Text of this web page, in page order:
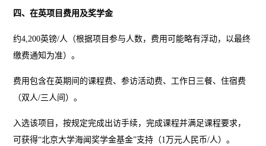
四、在英项目费用及奖学金
约4,200英镑/人（根据项目参与人数，费用可能略有浮动，以最终
缴费通知为准）。
费用包含在英期间的课程费、参访活动费、工作日三餐、住宿费
（双人/三人间）。
入选该项目，按规定完成出访手续，完成课程并满足课程要求，
可获得“北京大学海闻奖学金基金”支持（1 万元人民币/人）。